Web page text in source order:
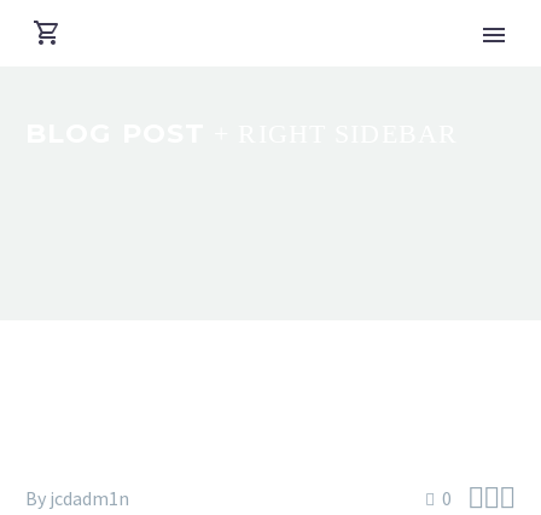
0 
By jcdadm1n